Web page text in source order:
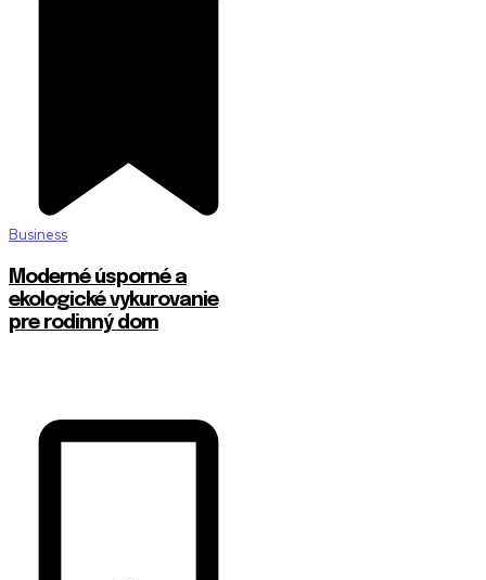
Business
Moderné úsporné a
ekologické vykurovanie
pre rodinný dom